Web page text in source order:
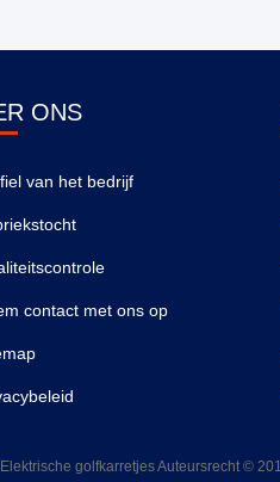
ONS
van het bedrijf
contact met ons op
golfkarretjes Auteursrecht ©